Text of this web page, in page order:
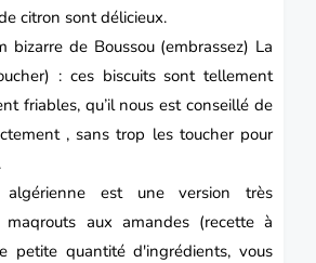
citron sont délicieux.
bizarre de Boussou (embrassez) La
: ces biscuits sont tellement
friables, qu’il nous est conseillé de
, sans trop les toucher pour
algérienne est une version très
maqrouts aux amandes (recette à
petite quantité d'ingrédients, vous